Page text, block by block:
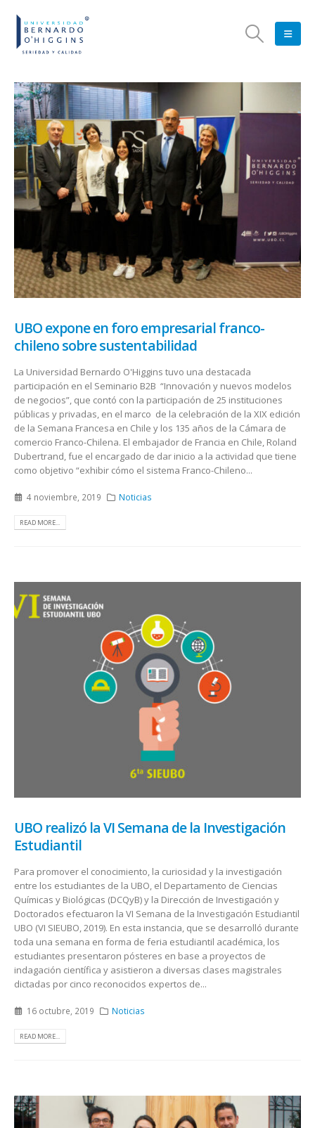
UBO expone en foro empresarial franco-
chileno sobre sustentabilidad
La Universidad Bernardo O'Higgins tuvo una destacada
participación en el Seminario B2B “Innovación y nuevos modelos
de negocios”, que contó con la participación de 25 instituciones
públicas y privadas, en el marco de la celebración de la XIX edición
de la Semana Francesa en Chile y los 135 años de la Cámara de
comercio Franco-Chilena. El embajador de Francia en Chile, Roland
Dubertrand, fue el encargado de dar inicio a la actividad que tiene
como objetivo “exhibir cómo el sistema Franco-Chileno...
4 noviembre, 2019 Noticias
READ MORE...
UBO realizó la VI Semana de la Investigación
Estudiantil
Para promover el conocimiento, la curiosidad y la investigación
entre los estudiantes de la UBO, el Departamento de Ciencias
Químicas y Biológicas (DCQyB) y la Dirección de Investigación y
Doctorados efectuaron la VI Semana de la Investigación Estudiantil
UBO (VI SIEUBO, 2019). En esta instancia, que se desarrolló durante
toda una semana en forma de feria estudiantil académica, los
estudiantes presentaron pósteres en base a proyectos de
indagación científica y asistieron a diversas clases magistrales
dictadas por cinco reconocidos expertos de...
16 octubre, 2019 Noticias
READ MORE...